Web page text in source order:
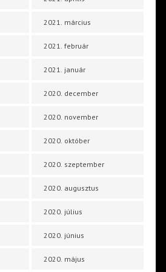
2021. március
2021. február
2021. január
2020. december
2020. november
2020. október
2020. szeptember
2020. augusztus
2020. július
2020. június
2020. május